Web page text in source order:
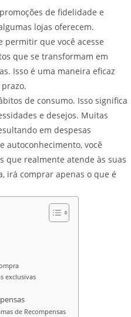
de fidelidade e
lojas oferecem.
permitir que você acesse
que se transformam em
Isso é uma maneira eficaz
de consumo. Isso significa
e desejos. Muitas
em despesas
autoconhecimento, você
que realmente atende às suas
irá comprar apenas o que é
exclusivas
de Recompensas